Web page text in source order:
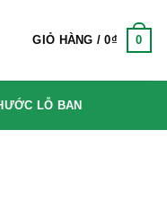
GIỎ HÀNG /0₫ 0
LỖ BAN